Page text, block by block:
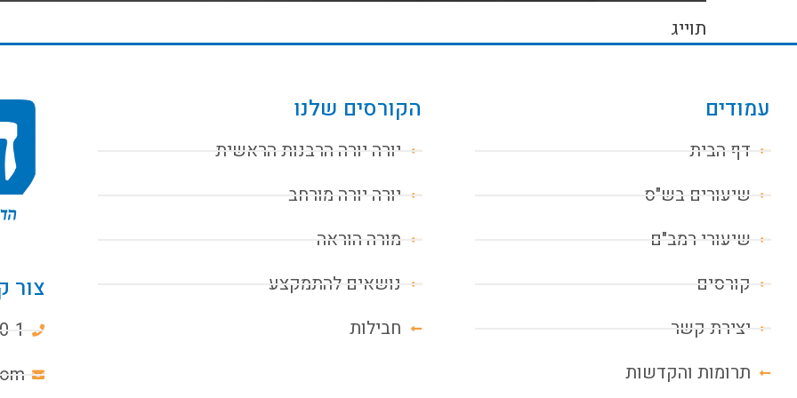
תוייג
עמודים
דף הבית
שיעורים בש"ס
שיעורי רמב"ם
קורסים
יצירת קשר
תרומות והקדשות
הקורסים שלנו
יורה יורה הרבנות הראשית
יורה יורה מורחב
מורה הוראה
נושאים להתמקצע
חבילות
צור
1